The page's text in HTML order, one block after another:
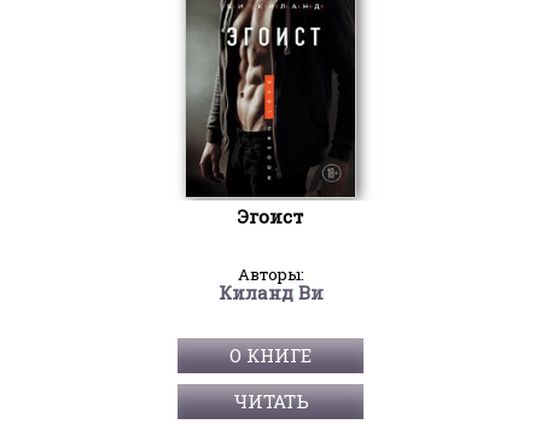
Эгоист
Авторы:
Киланд Ви
О КНИГЕ
ЧИТАТЬ